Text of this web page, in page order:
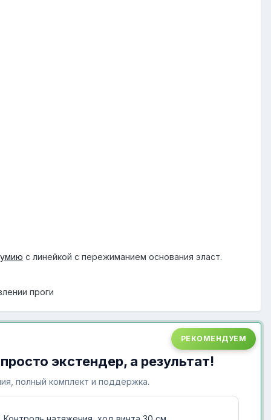
с линейкой с пережиманием основания эласт.
проги
РЕКОМЕНДУЕМ
экстендер, а результат!
полный комплект и поддержка.